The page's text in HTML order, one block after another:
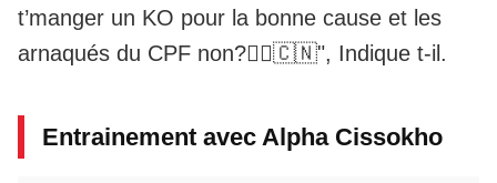
t’manger un KO pour la bonne cause et les
arnaqués du CPF non?🏴‍☠️🇨🇳", Indique t-il.
Entrainement avec Alpha Cissokho